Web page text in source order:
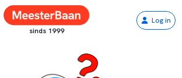
sinds 1999
Log in